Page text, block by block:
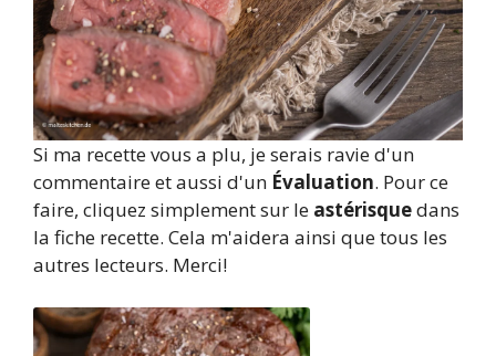
Si ma recette vous a plu, je serais ravie d'un
commentaire et aussi d'un Évaluation. Pour ce
faire, cliquez simplement sur le astérisquedans
la fiche recette. Cela m'aidera ainsi que tous les
autres lecteurs. Merci!